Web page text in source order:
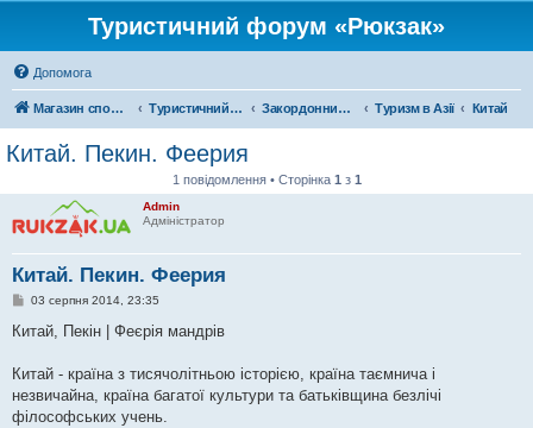
Туристичний форум «Рюкзак»
Допомога
Магазин спорядження Туристичний форум «Рюкзак» Закордонний туризм Туризм в Азії Китай
Китай. Пекин. Феерия
1 повідомлення • Сторінка 1 з 1
Admin
Адміністратор
Китай. Пекин. Феерия
П
в
о
л
е
03 серпня 2014, 23:35
Китай, Пекін | Феєрія мандрів
Китай - країна з тисячолітньою історією, країна таємнича і
незвичайна, країна багатої культури та батьківщина безлічі
філософських учень.